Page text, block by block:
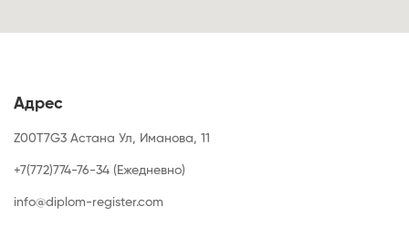
Адрес
Z00T7G3 Астана Ул, Иманова, 11
+7(772)774-76-34 (Ежедневно)
info@diplom-register.com